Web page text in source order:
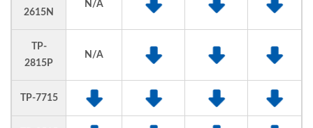
2615N
N/A
TP-
2815P
N/A
TP-7715